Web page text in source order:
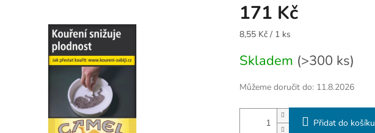
171 Kč
Měrná
8,55 Kč / 1 ks
Skladem (>300 ks)
Můžeme doručit do: 11.8.2026
Přidat do košíku